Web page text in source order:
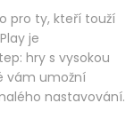
pro ty, kteří touží
je
hry s vysokou
vám umožní
nastavování.